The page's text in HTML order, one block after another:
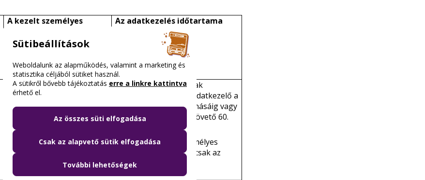
A kezelt személyes
Az adatkezelés időtartama
név,
telefonszám
azonosítója
A tesztelésre jogosultak
személyes adatait az Adatkezelő a
hozzájárulás visszavonásáig vagy
a tesztelés lezárását követő 60.
A nem jogosultak személyes
adatait az Adatkezelő csak az
ellenőrzésig kezeli.
Sütibeállítások
Weboldalunk az alapműködés, valamint a marketing és
statisztika céljából sütiket használ.
A sütikről bővebb tájékoztatás erre a linkre kattintva
érhető el.
Az összes süti elfogadása
Csak az alapvető sütik elfogadása
További lehetőségek